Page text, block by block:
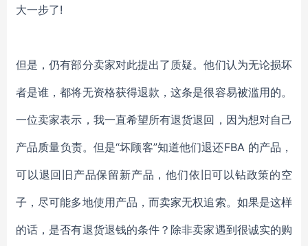
大一步了!
但是，仍有部分卖家对此提出了质疑。他们认为无论损坏
者是谁，都将无资格获得退款，这条是很容易被滥用的。
一位卖家表示，我一直希望所有退货退回，因为想对自己
产品质量负责。但是“坏顾客”知道他们退还FBA 的产品，
可以退回旧产品保留新产品，他们依旧可以钻政策的空
子，尽可能多地使用产品，而卖家无权追索。如果是这样
的话，是否有退货退钱的条件？除非卖家遇到很诚实的购